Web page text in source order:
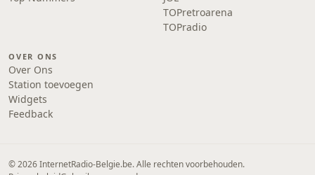
TOPretroarena
TOPradio
OVER ONS
Over Ons
Station toevoegen
Widgets
Feedback
© 2026 InternetRadio-Belgie.be. Alle rechten voorbehouden.